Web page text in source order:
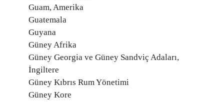
Guam, Amerika
Guatemala
Guyana
Güney Afrika
Güney Georgia ve Güney Sandviç Adaları,
İngiltere
Güney Kıbrıs Rum Yönetimi
Güney Kore